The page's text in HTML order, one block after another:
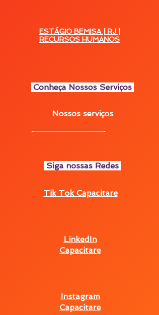
ESTÁGIO BEMISA | RJ |
RECURSOS HUMANOS
Conheça Nossos Serviços
Nossos serviços
Siga nossas Redes
Tik Tok Capacitare
LinkedIn
Capacitare
Instagram
Capacitare